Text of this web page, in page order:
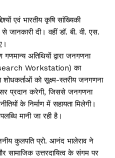
एवं भारतीय कृषि सांख्यिकी
से जानकारी दी। वहीं डॉ. बी. वी. एस.
अतिथियों द्वारा जनगणना
Workstation) का
को सूक्ष्म-स्तरीय जनगणना
प्रदान करेगी, जिससे जनगणना
के निर्माण में सहायता मिलेगी।
मानी जा रही है।
कुलपति प्रो. आनंद भालेराव ने
सामाजिक उत्तरदायित्व के संगम पर